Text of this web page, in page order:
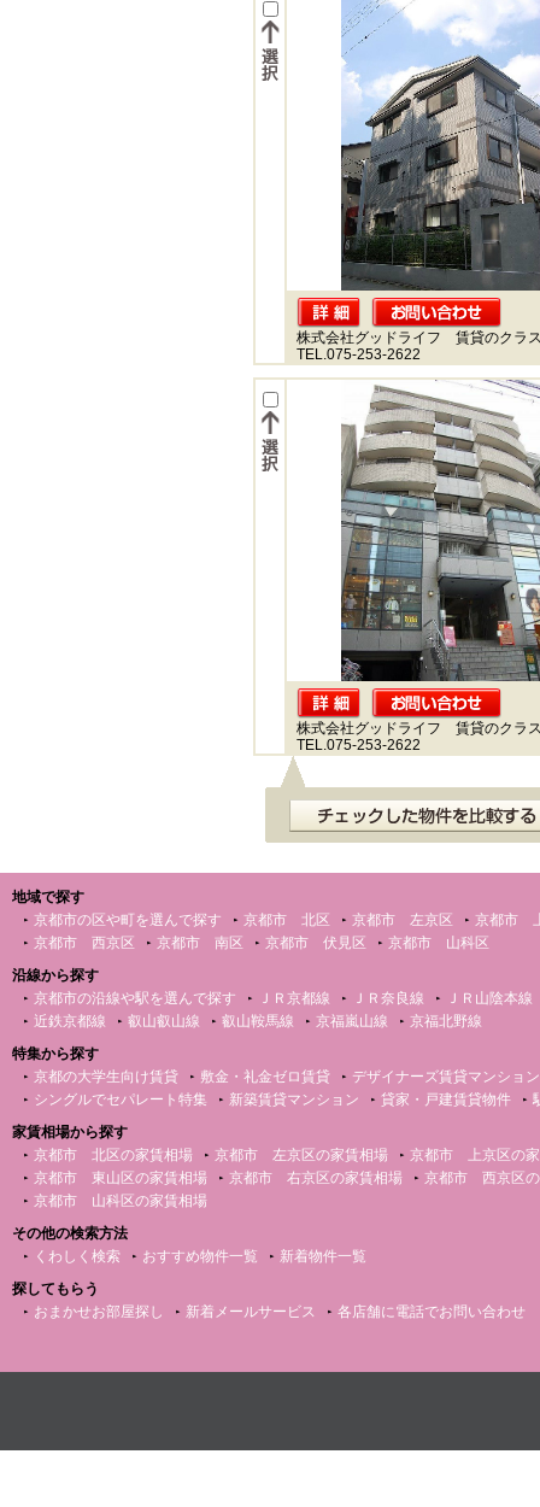
株式会社グッドライフ 賃貸のクラ
TEL.075-253-2622
株式会社グッドライフ 賃貸のクラ
TEL.075-253-2622
地域で探す
京都市の区や町を選んで探す
京都市 北区 京都市 左京区
京都市
京都市 西京区
京都市 南区 京都市 伏見区
京都市 山科区
沿線から探す
京都市の沿線や駅を選んで探す
ＪＲ京都線 ＪＲ奈良線
ＪＲ山陰本線
近鉄京都線
叡山叡山線 叡山鞍馬線 京福嵐山線
京福北野線
特集から探す
京都の大学生向け賃貸
敷金・礼金ゼロ賃貸
デザイナーズ賃貸マンション
シングルでセパレート特集
新築賃貸マンション 貸家・戸建賃貸物件
家賃相場から探す
京都市 北区の家賃相場
京都市 左京区の家賃相場
京都市 上京区の
京都市 東山区の家賃相場
京都市 右京区の家賃相場
京都市 西京区
京都市 山科区の家賃相場
その他の検索方法
くわしく検索
おすすめ物件一覧
新着物件一覧
探してもらう
おまかせお部屋探し
新着メールサービス 各店舗に電話でお問い合わせ